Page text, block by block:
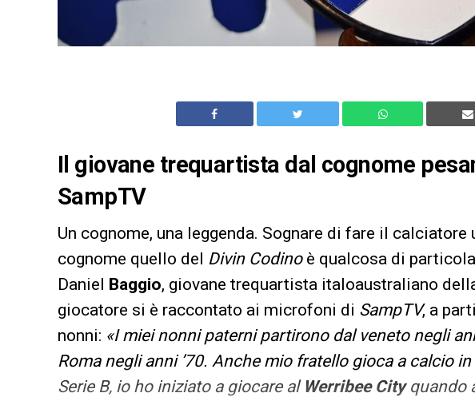
Il giovane trequartista dal cognome
SampTV
Un cognome, una leggenda. Sognare di fare il calciatore
cognome quello del Divin Codinoè qualcosa di
Daniel Baggio, giovane trequartista italoaustraliano
giocatore si è raccontato ai microfoni di SampTV, a
nonni: «I miei nonni paterni partirono dal veneto negli
Roma negli anni ’70. Anche mio fratello gioca a calcio
Serie B, io ho iniziato a giocare al Werribee Cityquando